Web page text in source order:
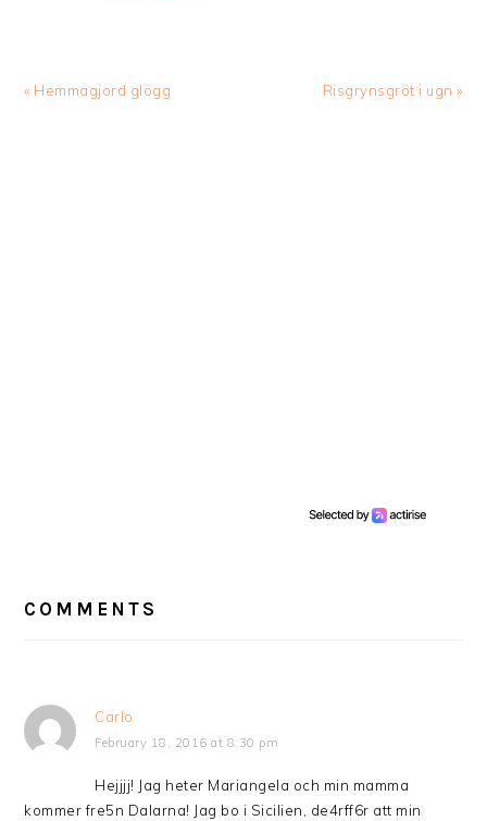
Previous
« Hemmagjord glögg
Next
Risgrynsgröt i ugn »
INTERACTIONS
COMMENTS
Carlo
February 18, 2016 at 8:30 pm
Hejjjj! Jag heter Mariangela och min mamma
kommer fre5n Dalarna! Jag bo i Sicilien, de4rff6r att min